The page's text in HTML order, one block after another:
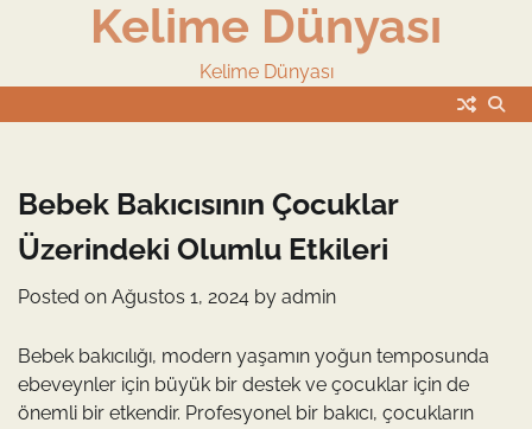
Kelime Dünyası
Kelime Dünyası
Bebek Bakıcısının Çocuklar
Üzerindeki Olumlu Etkileri
Posted on Ağustos 1, 2024 by admin
Bebek bakıcılığı, modern yaşamın yoğun temposunda
ebeveynler için büyük bir destek ve çocuklar için de
önemli bir etkendir. Profesyonel bir bakıcı, çocukların